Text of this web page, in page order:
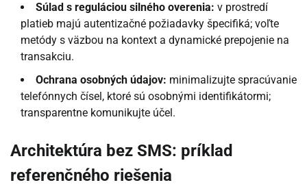
Súlad s reguláciou silného overenia: v prostredí
platieb majú autentizačné požiadavky špecifiká; voľte
metódy s väzbou na kontext a dynamické prepojenie na
transakciu.
Ochrana osobných údajov: minimalizujte spracúvanie
telefónnych čísel, ktoré sú osobnými identifikátormi;
transparentne komunikujte účel.
Architektúra bez SMS: príklad
referenčného riešenia